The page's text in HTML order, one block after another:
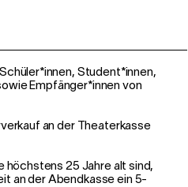
Student*innen,
Empfänger*innen von
an der Theaterkasse
höchstens 25 Jahre alt sind,
an der Abendkasse ein 5-